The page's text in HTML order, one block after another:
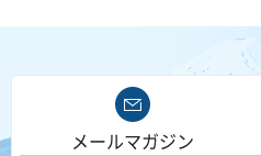
メールマガジン